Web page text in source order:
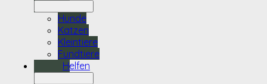
Hunde
Katzen
Kleintiere
Fundtiere
Helfen